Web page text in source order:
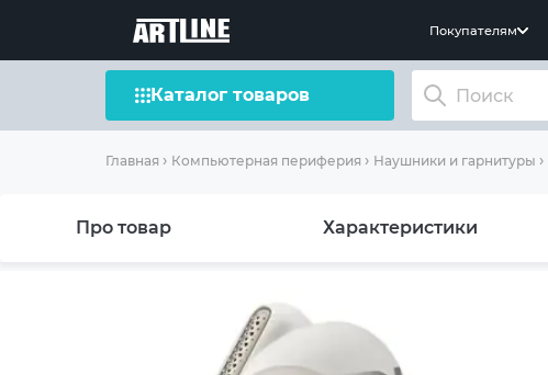
Покупателям
Каталог товаров
Главная Компьютерная периферия Наушники и гарнитуры
Про товар Характеристики